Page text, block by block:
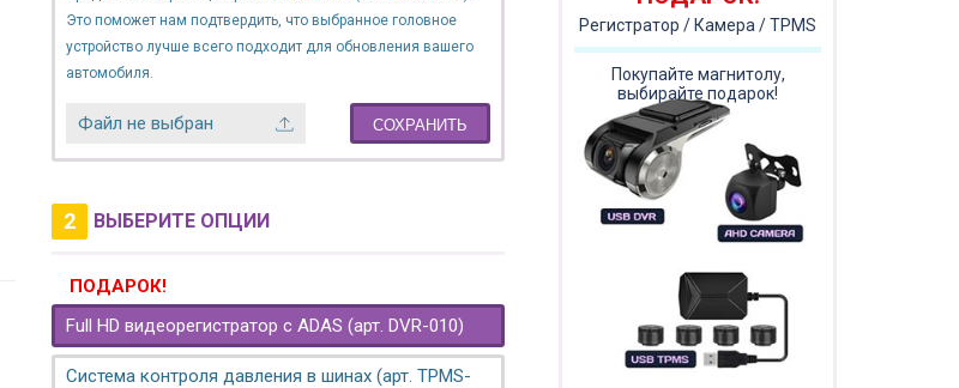
Это поможет нам подтвердить, что выбранное головное
устройство лучше всего подходит для обновления вашего
автомобиля.
Файл не выбран СОХРАНИТЬ
2 ВЫБЕРИТЕ ОПЦИИ
ПОДАРОК!
Full HD видеорегистратор с ADAS (арт. DVR-010)
Система контроля давления в шинах (арт. TPMS-
Регистратор / Камера / TPMS
Покупайте магнитолу,
выбирайте подарок!